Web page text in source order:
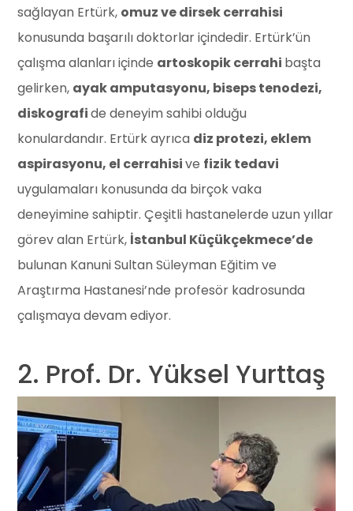
sağlayan Ertürk, omuz ve dirsek cerrahisi
konusunda başarılı doktorlar içindedir. Ertürk’ün
çalışma alanları içinde artoskopik cerrahi başta
gelirken, ayak amputasyonu, biseps tenodezi,
diskografide deneyim sahibi olduğu
konulardandır. Ertürk ayrıca diz protezi, eklem
aspirasyonu, el cerrahisive fizik tedavi
uygulamaları konusunda da birçok vaka
deneyimine sahiptir. Çeşitli hastanelerde uzun yıllar
görev alan Ertürk, İstanbul Küçükçekmece’de
bulunan Kanuni Sultan Süleyman Eğitim ve
Araştırma Hastanesi’nde profesör kadrosunda
çalışmaya devam ediyor.
2. Prof. Dr. Yüksel Yurttaş